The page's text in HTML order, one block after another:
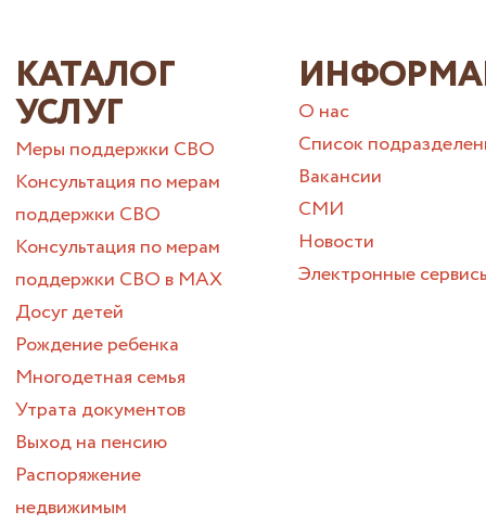
КАТАЛОГ
УСЛУГ
Меры поддержки СВО
Консультация по мерам
поддержки СВО
Консультация по мерам
поддержки СВО в МАХ
Досуг детей
Рождение ребенка
Многодетная семья
Утрата документов
Выход на пенсию
Распоряжение
недвижимым
О нас
Список
Вакансии
СМИ
Новости
Электронные